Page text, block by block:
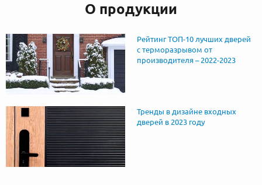
О продукции
Рейтинг ТОП-10 лучших дверей
с терморазрывом от
производителя – 2022-2023
Тренды в дизайне входных
дверей в 2023 году